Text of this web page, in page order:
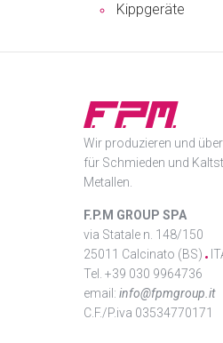
Kippgeräte
Wir produzieren und
für Schmieden und
Metallen.
F.P.M GROUP SPA
via Statale n. 148/150
25011 Calcinato (BS)
Tel. +39 030 9964736
email: info@fpmgroup.it
C.F./P.iva 03534770171